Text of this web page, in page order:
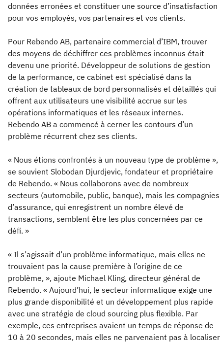
données erronées et constituer une source d’insatisfaction
pour vos employés, vos partenaires et vos clients.
Pour Rebendo AB, partenaire commercial d’IBM, trouver
des moyens de déchiffrer ces problèmes inconnus était
devenu une priorité. Développeur de solutions de gestion
de la performance, ce cabinet est spécialisé dans la
création de tableaux de bord personnalisés et détaillés qui
offrent aux utilisateurs une visibilité accrue sur les
opérations informatiques et les réseaux internes.
Rebendo AB a commencé à cerner les contours d’un
problème récurrent chez ses clients.
« Nous étions confrontés à un nouveau type de problème »,
se souvient Slobodan Djurdjevic, fondateur et propriétaire
de Rebendo. « Nous collaborons avec de nombreux
secteurs (automobile, public, banque), mais les compagnies
d’assurance, qui enregistrent un nombre élevé de
transactions, semblent être les plus concernées par ce
défi. »
« Il s’agissait d’un problème informatique, mais elles ne
trouvaient pas la cause première à l’origine de ce
problème, », ajoute Michael Kling, directeur général de
Rebendo. « Aujourd’hui, le secteur informatique exige une
plus grande disponibilité et un développement plus rapide
avec une stratégie de cloud sourcing plus flexible. Par
exemple, ces entreprises avaient un temps de réponse de
10 à 20 secondes, mais elles ne parvenaient pas à localiser